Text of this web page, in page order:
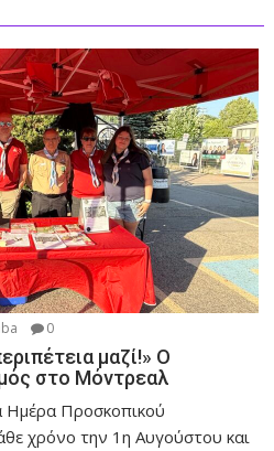
0
μαζί!» Ο
στο Μόντρεαλ
Προσκοπικού
χρόνο την 1η Αυγούστου και